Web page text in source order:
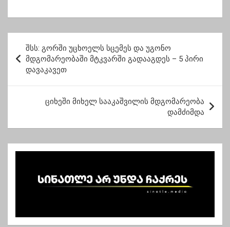
ო
ტ
ა
ა
შსს: გორში უცხოელს სცემეს და უგონო
მდგომარეობაში მტკვარში გადააგდეს – 5 პირი
დავაკავეთ
ციხეში მიხელ სააკაშვილის მდგომარეობა
დამძიმდა